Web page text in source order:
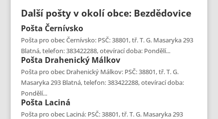
Další pošty v okolí obce: Bezdědovice
Pošta Černívsko
Pošta pro obec Černívsko: PSČ: 38801, tř. T. G. Masaryka 293
Blatná, telefon: 383422288, otevírací doba: Pondělí...
Pošta Drahenický Málkov
Pošta pro obec Drahenický Málkov: PSČ: 38801, tř. T. G.
Masaryka 293 Blatná, telefon: 383422288, otevírací doba:
Pondělí...
Pošta Laciná
Pošta pro obec Laciná: PSČ: 38801, tř. T. G. Masaryka 293